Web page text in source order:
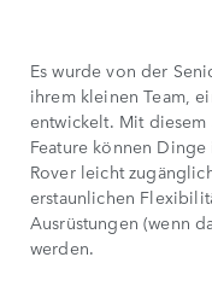
Es wurde von der
ihrem kleinen Team,
entwickelt. Mit
Feature können
Rover leicht
erstaunlichen
Ausrüstungen (wenn
werden.